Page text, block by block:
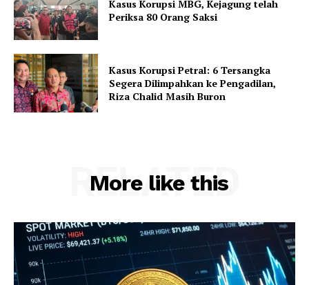
Kasus Korupsi MBG, Kejagung telah
Periksa 80 Orang Saksi
Kasus Korupsi Petral: 6 Tersangka
Segera Dilimpahkan ke Pengadilan,
Riza Chalid Masih Buron
More like this
RELATED